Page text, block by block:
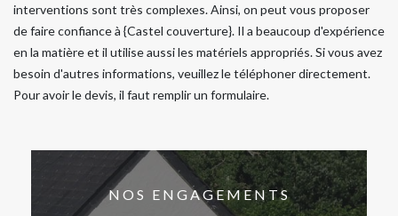
interventions sont très complexes. Ainsi, on peut vous proposer
de faire confiance à {Castel couverture}. Il a beaucoup d'expérience
en la matière et il utilise aussi les matériels appropriés. Si vous avez
besoin d'autres informations, veuillez le téléphoner directement.
Pour avoir le devis, il faut remplir un formulaire.
NOS ENGAGEMENTS